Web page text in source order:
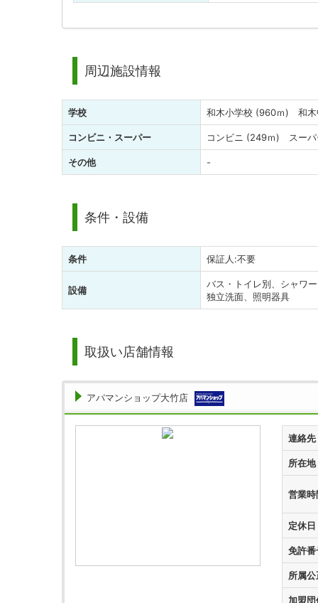
周辺施設情報
学校 和木小学校 (960ｍ) 和木
コンビニ・スーパー コンビニ (249ｍ) スーパ
その他 -
条件・設備
条件 保証人:不要
設備
バス・トイレ別、シャワ
独立洗面、照明器具
取扱い店舗情報
アパマンショップ大竹店
連絡先
所在地
営業時
定休日
免許番
所属
加盟団